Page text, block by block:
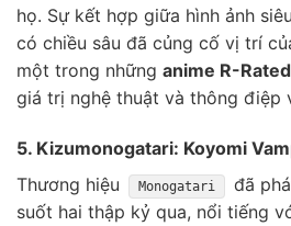
họ. Sự kết hợp giữa hình ảnh
có chiều sâu đã củng cố vị trí
một trong những anime R-
giá trị nghệ thuật và thông điệp
5. Kizumonogatari: Koyomi
Thương hiệu
Monogatari
đã
suốt hai thập kỷ qua, nổi tiếng